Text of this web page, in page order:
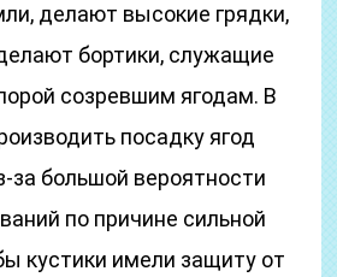
делают высокие грядки,
бортики, служащие
созревшим ягодам. В
посадку ягод
за большой вероятности
по причине сильной
кустики имели защиту от